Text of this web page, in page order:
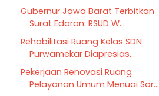
Gubernur Jawa Barat Terbitkan
Surat Edaran: RSUD W...
Rehabilitasi Ruang Kelas SDN
Purwamekar Diapresias...
Pekerjaan Renovasi Ruang
Pelayanan Umum Menuai Sor...